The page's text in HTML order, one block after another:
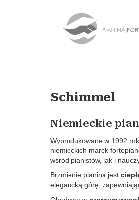
Schimmel
Niemieckie
Wyprodukowane w 1992
niemieckich marek
wśród pianistów, jak i
Brzmienie pianina jest
elegancką górę,